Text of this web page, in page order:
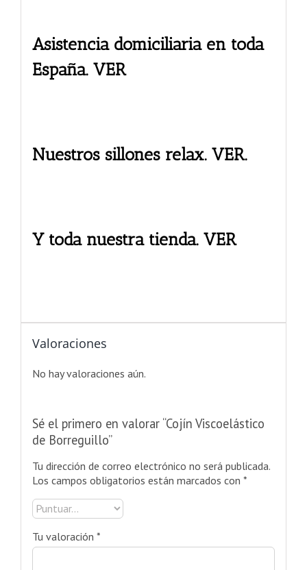
Asistencia domiciliaria en toda
España. VER
Nuestros sillones relax. VER.
Y toda nuestra tienda. VER
Valoraciones
No hay valoraciones aún.
Sé el primero en valorar “Cojín Viscoelástico
de Borreguillo”
Tu dirección de correo electrónico no será publicada.
Los campos obligatorios están marcados con *
Tu valoración *